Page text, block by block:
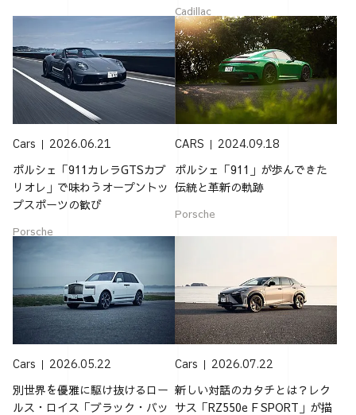
Cadillac
Cars 2026.06.21
ポルシェ「911カレラGTSカブ
リオレ」で味わうオープントッ
プスポーツの歓び
Porsche
CARS 2024.09.18
ポルシェ「911」が歩んできた
伝統と革新の軌跡
Porsche
Cars 2026.05.22
別世界を優雅に駆け抜けるロー
ルス・ロイス「ブラック・バッ
Cars 2026.07.22
新しい対話のカタチとは？レク
サス「RZ550e F SPORT」が描